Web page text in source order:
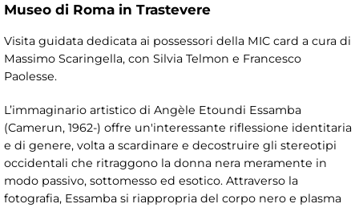
Museo di Roma in Trastevere
Visita guidata dedicata ai possessori della MIC card a cura di
Massimo Scaringella, con Silvia Telmon e Francesco
Paolesse.
L’immaginario artistico di Angèle Etoundi Essamba
(Camerun, 1962-) offre un'interessante riflessione identitaria
e di genere, volta a scardinare e decostruire gli stereotipi
occidentali che ritraggono la donna nera meramente in
modo passivo, sottomesso ed esotico. Attraverso la
fotografia, Essamba si riappropria del corpo nero e plasma